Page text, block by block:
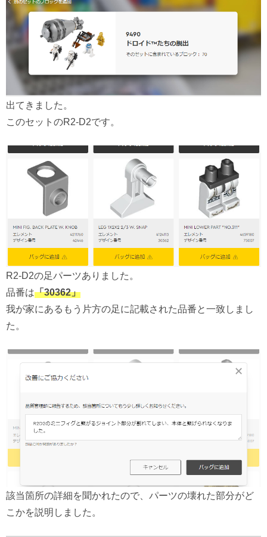
出てきました。
このセットのR2-D2です。
R2-D2の足パーツありました。
品番は「30362」
我が家にあるもう片方の足に記載された品番と一致しまし
た。
該当箇所の詳細を聞かれたので、パーツの壊れた部分がど
こかを説明しました。